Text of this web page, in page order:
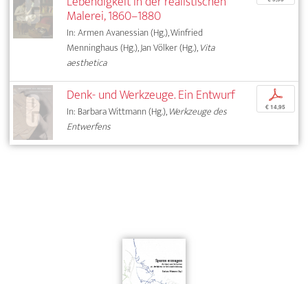
Malerei, 1860–1880
In: Armen Avanessian (Hg.), Winfried
Menninghaus (Hg.), Jan Völker (Hg.),Vita
aesthetica
Denk- und Werkzeuge. Ein Entwurf
In: Barbara Wittmann (Hg.),Werkzeuge des
Entwerfens
p
€ 14,95